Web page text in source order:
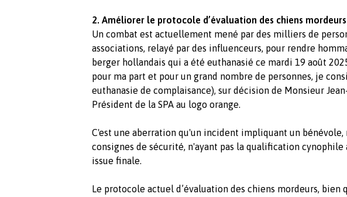
2. Améliorer le protocole d’évaluation des chiens mordeurs
Un combat est actuellement mené par des milliers de
associations, relayé par des influenceurs, pour rendre
berger hollandais qui a été euthanasié ce mardi 19 août
pour ma part et pour un grand nombre de personnes, je
euthanasie de complaisance), sur décision de Monsieur
Président de la SPA au logo orange.
C'est une aberration qu'un incident impliquant un bénévole,
consignes de sécurité, n'ayant pas la qualification
issue finale.
Le protocole actuel d’évaluation des chiens mordeurs, bien